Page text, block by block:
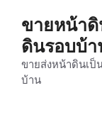
content
ขายหน้า
ดินรอบบ้า
ขายส่งหน้าดินเป็
บ้าน